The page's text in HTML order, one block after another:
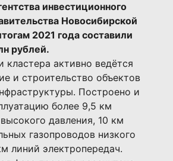
инвестиционного
Новосибирской
2021 годасоставили
рублей.
кластера активно ведётся
и строительство объектов
Построено и
более 9,5 км
давления, 10 км
газопроводов низкого
линий электропередач.